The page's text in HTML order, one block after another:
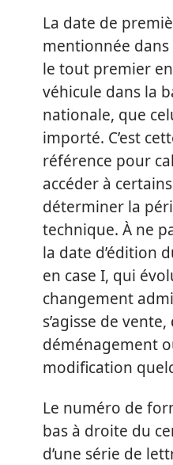
La date de
mentionnée dans
le tout premier
véhicule dans la
nationale, que
importé. C’est
référence pour
accéder à
déterminer la
technique. À ne
la date d’édition
en case I, qui
changement
s’agisse de vente,
déménagement
modification
Le numéro de
bas à droite du
d’une série de